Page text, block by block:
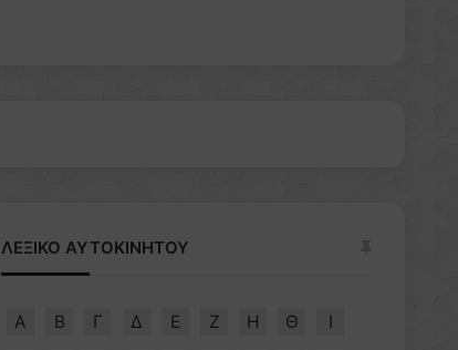
ΛΕΞΙΚΟ ΑΥΤΟΚΙΝΗΤΟΥ
Α Β Γ Δ Ε Ζ Η Θ Ι